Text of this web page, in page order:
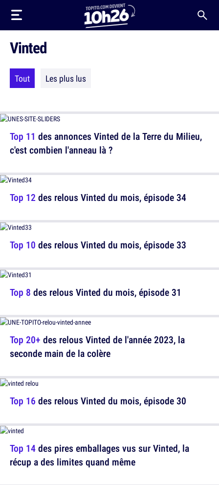
Vinted
Tout Les plus lus
Top 11 des annonces Vinted de la Terre du Milieu,
c'est combien l'anneau là ?
Top 12 des relous Vinted du mois, épisode 34
Top 8 des relous Vinted du mois, épisode 31
Top 16 des relous Vinted du mois, épisode 30
Top 10 des relous Vinted du mois, épisode 33
Top 20+ des relous Vinted de l'année 2023, la
seconde main de la colère
Top 14des pires emballages vus sur Vinted, la
récup a des limites quand même